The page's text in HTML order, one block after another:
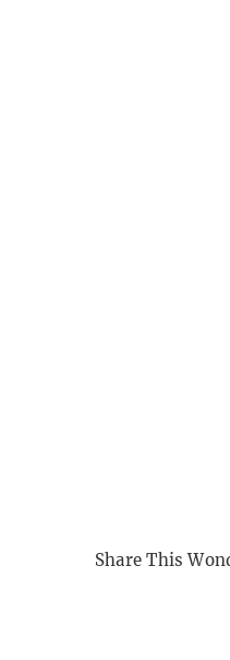
Share This